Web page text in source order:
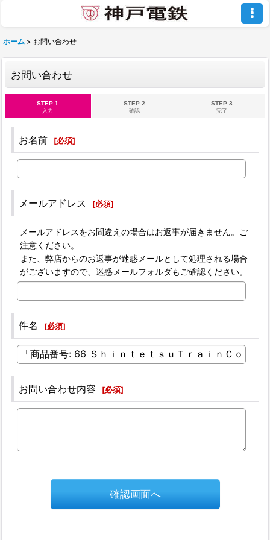
ホーム > お問い合わせ
お問い合わせ
STEP 1
入力
STEP 2
確認
STEP 3
完了
お名前 [必須]
メールアドレス [必須]
メールアドレスをお間違えの場合はお返事が届きません。ご
注意ください。
また、弊店からのお返事が迷惑メールとして処理される場合
がございますので、迷惑メールフォルダもご確認ください。
件名 [必須]
お問い合わせ内容 [必須]
確認画面へ